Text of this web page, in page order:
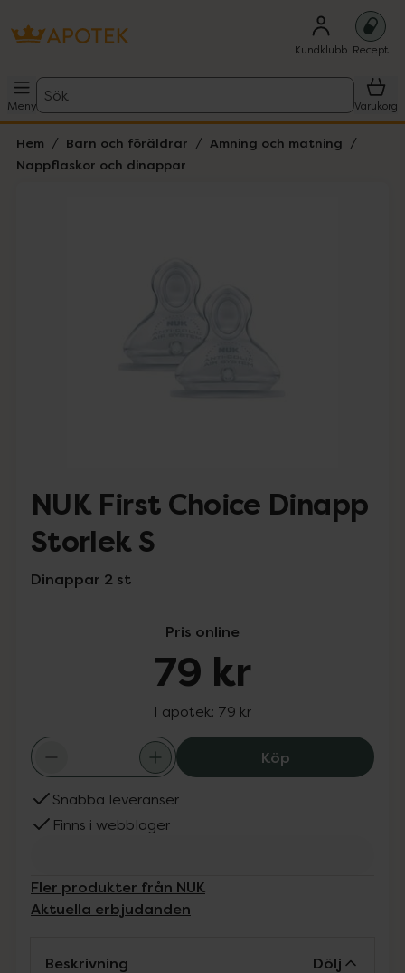
Kundklubb Recept
Meny
Sök
Varukorg
Hem Barn och föräldrar
Amning och matning
Nappflaskor och dinappar
NUK First Choice Dinapp
Storlek S
Dinappar 2 st
Pris online
79 kr
I apotek: 79 kr
KöpNUK First
Snabba leveranser
Finns i webblager
Fler produkter från NUK
Aktuella erbjudanden
Beskrivning Dölj